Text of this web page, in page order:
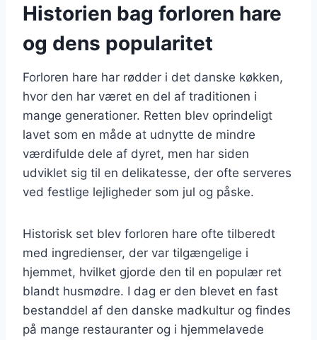
Historien bag forloren hare
og dens popularitet
Forloren hare har rødder i det danske køkken,
hvor den har været en del af traditionen i
mange generationer. Retten blev oprindeligt
lavet som en måde at udnytte de mindre
værdifulde dele af dyret, men har siden
udviklet sig til en delikatesse, der ofte serveres
ved festlige lejligheder som jul og påske.
Historisk set blev forloren hare ofte tilberedt
med ingredienser, der var tilgængelige i
hjemmet, hvilket gjorde den til en populær ret
blandt husmødre. I dag er den blevet en fast
bestanddel af den danske madkultur og findes
på mange restauranter og i hjemmelavede